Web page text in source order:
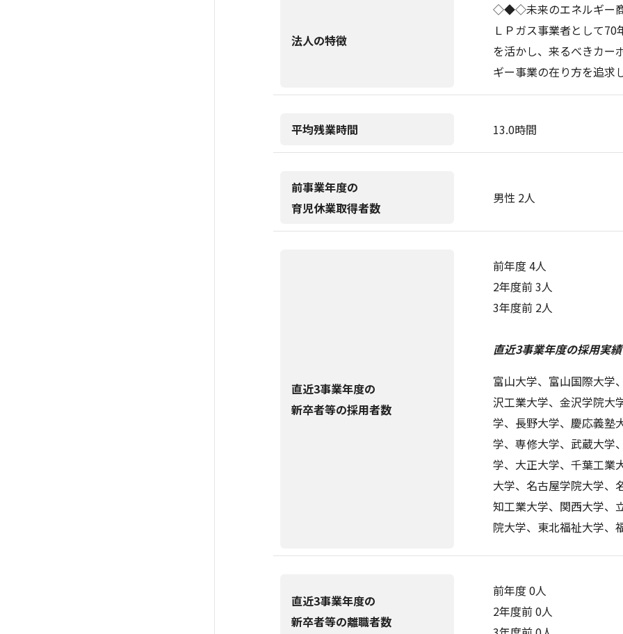
法人の特徴
◇◆◇未来のエネルギ
ＬＰガス事業者として
を活かし、来るべきカー
ギー事業の在り方を追求
平均残業時間 13.0時間
前事業年度の
育児休業取得者数
男性 2人
直近3事業年度の
新卒者等の採用者数
前年度 4人
2年度前 3人
3年度前 2人
直近3事業年度の採用実
富山大学、富山国際大学
沢工業大学、金沢学院大
学、長野大学、慶応義塾
学、専修大学、武蔵大学
学、大正大学、千葉工業
大学、名古屋学院大学、
知工業大学、関西大学、
院大学、東北福祉大学、
直近3事業年度の
新卒者等の離職者数
前年度 0人
2年度前 0人